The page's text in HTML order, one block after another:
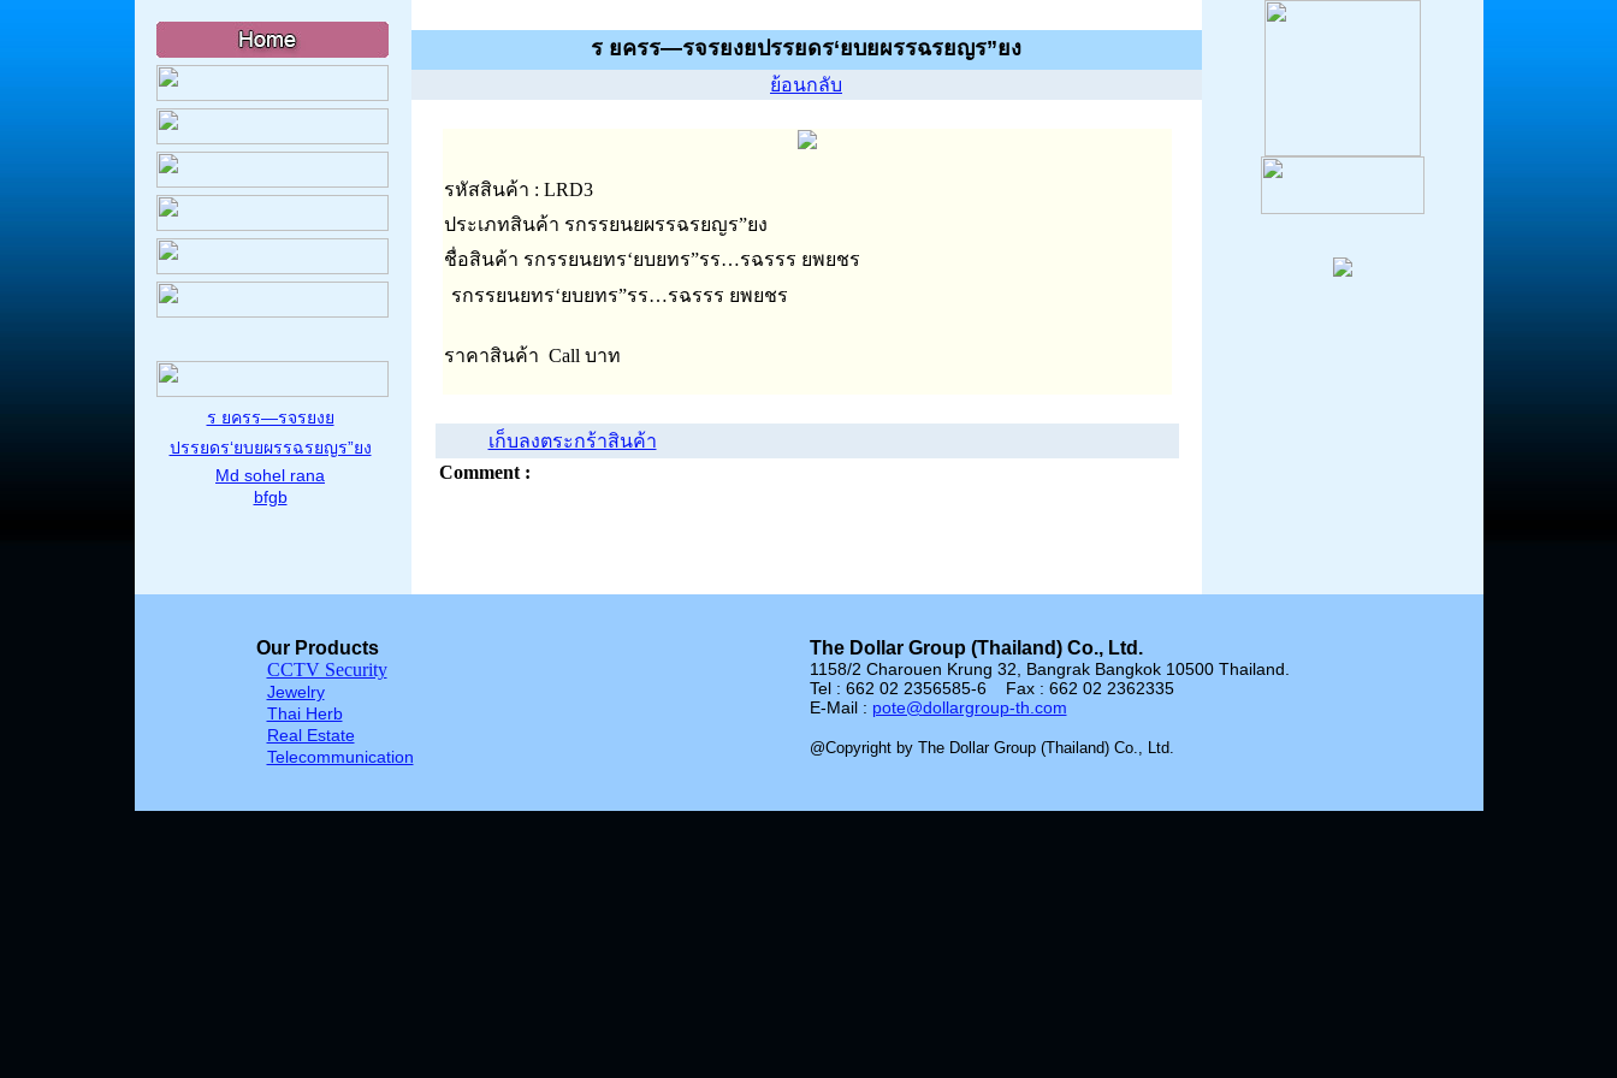
ร ยครร—รจรยงย
ปรรยดร‘ยบยผรรฉรยญร”ยง
Md sohel rana
bfgb
ร ยครร—รจรยงยปรรยดร‘ยบยผรรฉรยญร”ยง
ย้อนกลับ
รหัสสินค้า : LRD3
ประเภทสินค้า รกรรยนยผรรฉรยญร”ยง
ชื่อสินค้า รกรรยนยทร‘ยบยทร”รร…รฉรรร ยพยชร
รกรรยนยทร‘ยบยทร”รร…รฉรรร ยพยชร
ราคาสินค้า Call บาท
เก็บลงตระกร้าสินค้า
Comment :
Our Products
CCTV Security
Jewelry
Thai Herb
Real Estate
Telecommunication
The Dollar Group (Thailand) Co., Ltd.
1158/2 Charouen Krung 32, Bangrak Bangkok 10500 Thailand.
Tel : 662 02 2356585-6 Fax : 662 02 2362335
E-Mail : pote@dollargroup-th.com
@Copyright by The Dollar Group (Thailand) Co., Ltd.